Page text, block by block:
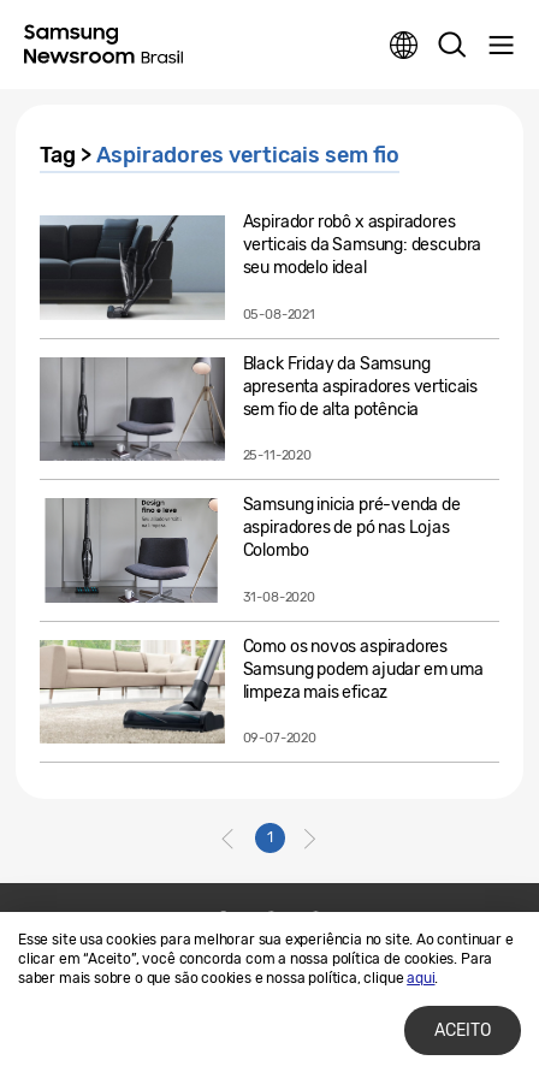
Esse site usa cookies para melhorar sua experiência no site. Ao continuar e
clicar em “Aceito”, você concorda com a nossa política de cookies. Para
saber mais sobre o que são cookies e nossa política, cliqueaqui.
ACEITO
Tag >Aspiradores verticais sem fio
Aspirador robô x aspiradores
verticais da Samsung: descubra
seu modelo ideal
05-08-2021
Black Friday da Samsung
apresenta aspiradores verticais
sem fio de alta potência
25-11-2020
Samsung inicia pré-venda de
aspiradores de pó nas Lojas
Colombo
31-08-2020
Como os novos aspiradores
Samsung podem ajudar em uma
limpeza mais eficaz
09-07-2020
1
Contato
SAMSUNG.COM
Termos de Uso
Privacidade e Cookies